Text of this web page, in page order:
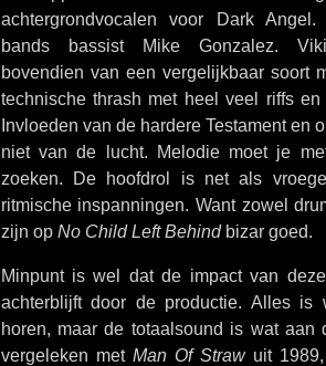
achtergrondvocalen voor Dark
bands bassist Mike Gonzalez.
bovendien van een vergelijkbaar soort
technische thrash met heel veel riffs en
Invloeden van de hardere Testament en
niet van de lucht. Melodie moet je
zoeken. De hoofdrol is net als
ritmische inspanningen. Want zowel
zijn op No Child Left Behindbizar goed.
Minpunt is wel dat de impact van
achterblijft door de productie. Alles is
horen, maar de totaalsound is wat aan
vergeleken met Man Of Strawuit 1989,